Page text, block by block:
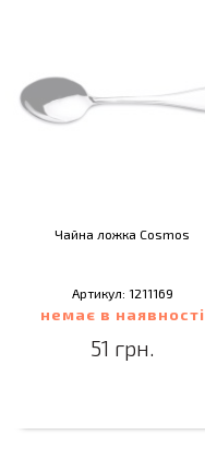
Чайна ложка Cosmos
Артикул: 1211169
немає в наявності
51 грн.